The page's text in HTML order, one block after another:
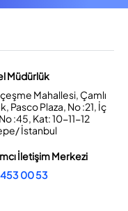
Müdürlük
Mahallesi, Çamlı
Pasco Plaza, No :21, İç
:45, Kat: 10-11-12
İstanbul
İletişim Merkezi
453 00 53